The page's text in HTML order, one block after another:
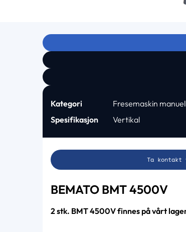
Kategori
Fresemaskin
Spesifikasjon
Vertikal
Ta kontakt
BEMATO BMT 4500V
2 stk. BMT 4500V finnes på vårt